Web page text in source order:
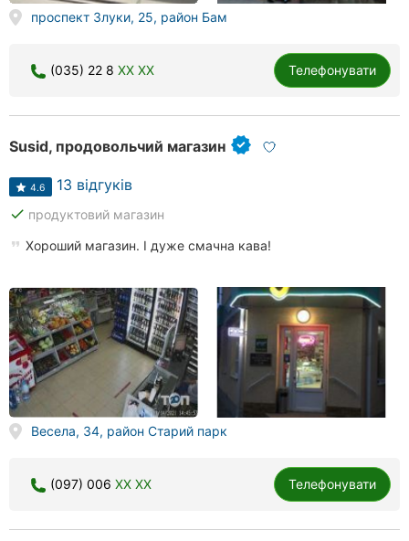
проспект Злуки, 25, район Бам
(035) 22 8 XX XX Телефонувати
Susid, продовольчий магазин
4.6 13 відгуків
done продуктовий магазин
Хороший магазин. І дуже смачна кава!
Весела, 34, район Старий парк
(097) 006 XX XX Телефонувати